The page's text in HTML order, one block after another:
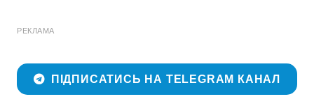
РЕКЛАМА
ПІДПИСАТИСЬ НА TELEGRAM КАНАЛ